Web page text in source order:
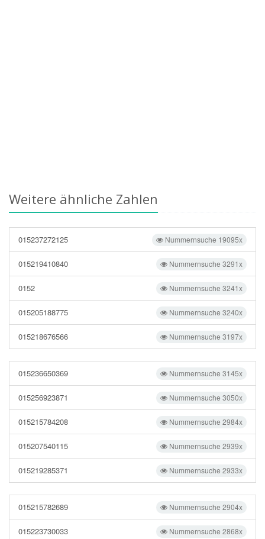
Weitere ähnliche Zahlen
Nummernsuche 19095x
015237272125
Nummernsuche 3291x
015219410840
Nummernsuche 3241x
0152
Nummernsuche 3240x
015205188775
Nummernsuche 3197x
015218676566
Nummernsuche 3145x
015236650369
Nummernsuche 3050x
015256923871
Nummernsuche 2984x
015215784208
Nummernsuche 2939x
015207540115
Nummernsuche 2933x
015219285371
Nummernsuche 2904x
015215782689
Nummernsuche 2868x
015223730033